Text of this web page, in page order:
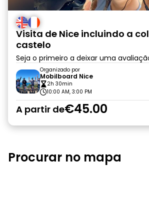
Visita de Nice incluindo a
castelo
Seja o primeiro a deixar uma
Organizado por
Mobilboard Nice
2h 30min
10:00 AM, 3:00 PM
A partir de€45.00
Procurar no mapa